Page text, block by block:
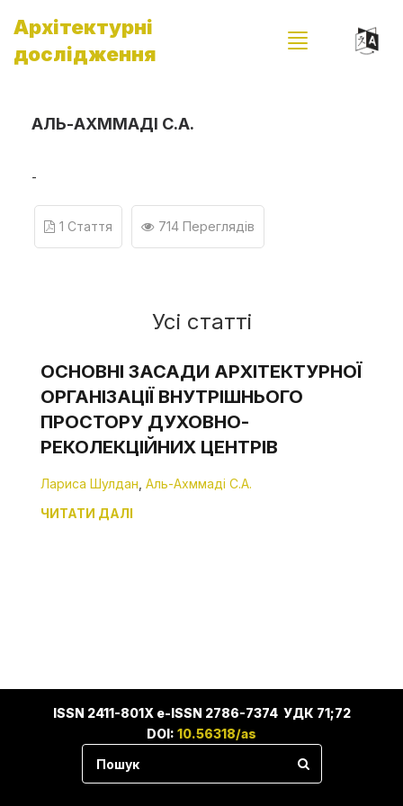
Архітектурні
дослідження
АЛЬ-АХММАДІ С.А.
-
1 Стаття 714 Переглядів
Усі статті
ОСНОВНІ ЗАСАДИ АРХІТЕКТУРНОЇ
ОРГАНІЗАЦІЇ ВНУТРІШНЬОГО
ПРОСТОРУ ДУХОВНО-
РЕКОЛЕКЦІЙНИХ ЦЕНТРІВ
Лариса Шулдан Аль-Ахммаді С.А.
ЧИТАТИ ДАЛІ
ISSN 2411-801X e-ISSN 2786-7374 УДК 71;72
DOI: 10.56318/as